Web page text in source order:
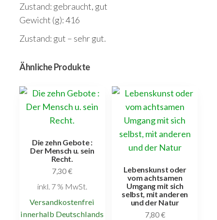
Zustand: gebraucht, gut
Gewicht (g): 416
Zustand: gut – sehr gut.
Ähnliche Produkte
Die zehn Gebote :
Der Mensch u. sein
Recht.
7,30€
inkl. 7 % MwSt.
Versandkostenfrei
innerhalb Deutschlands
Lebenskunst oder
vom achtsamen
Umgang mit sich
selbst, mit anderen
und der Natur
7,80€